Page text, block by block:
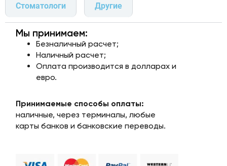
Стоматологи Другие
Мы принимаем:
Безналичный расчет;
Наличный расчет;
Оплата производится в долларах и
евро.
Принимаемые способы оплаты:
наличные, через терминалы, любые
карты банков и банковские переводы.